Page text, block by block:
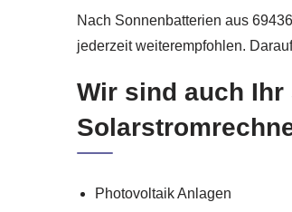
Nach Sonnenbatterien aus
jederzeit weiterempfohlen.
Wir sind auch
Photovoltaik Anlagen